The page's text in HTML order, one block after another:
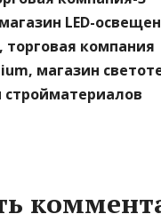
LED-
торговая компания
магазин
стройматериалов